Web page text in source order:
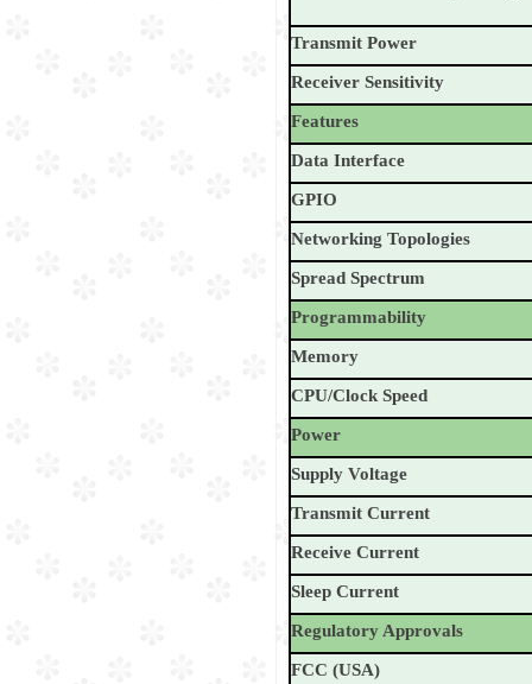
Transmit Power
Receiver Sensitivity
Features
Data Interface
GPIO
Networking Topologies
Spread Spectrum
Programmability
Memory
CPU/Clock Speed
Power
Supply Voltage
Transmit Current
Receive Current
Sleep Current
Regulatory Approvals
FCC (USA)